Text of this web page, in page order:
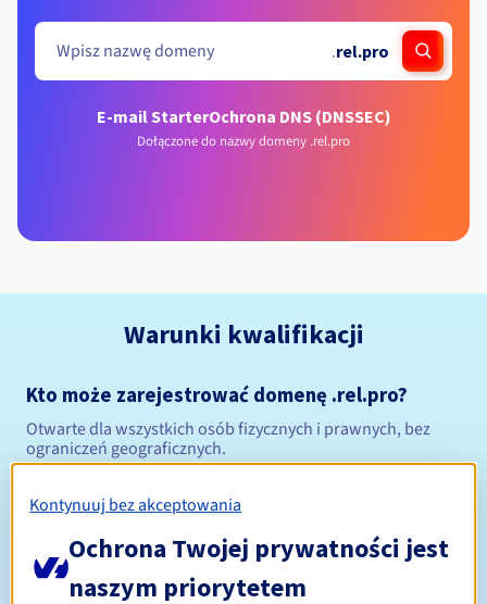
.rel.pro
E-mail StarterOchrona DNS (DNSSEC)
Dołączone do nazwy domeny .rel.pro
Warunki kwalifikacji
Kto może zarejestrować domenę .rel.pro?
Otwarte dla wszystkich osób fizycznych i prawnych, bez
ograniczeń geograficznych.
Zasady zarządzania i powiadomienia
Okres rejestracji Od 1 do 10 lat
Kontynuuj bez akceptowania
Ochrona Twojej prywatności jest
naszym priorytetem